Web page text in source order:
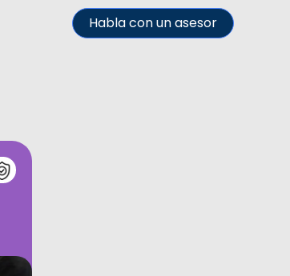
Habla con un asesor